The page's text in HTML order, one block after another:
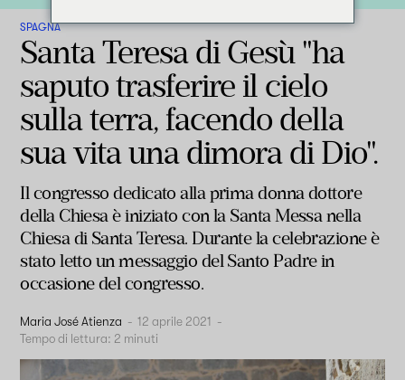
SPAGNA
Santa Teresa di Gesù "ha
saputo trasferire il cielo
sulla terra, facendo della
sua vita una dimora di Dio".
Il congresso dedicato alla prima donna dottore
della Chiesa è iniziato con la Santa Messa nella
Chiesa di Santa Teresa. Durante la celebrazione è
stato letto un messaggio del Santo Padre in
occasione del congresso.
Maria José Atienza - 12 aprile 2021 -
Tempo di lettura: 2 minuti